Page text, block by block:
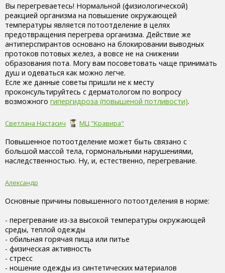
Вы перегреваетесь! Нормальной (физиологической)
реакцией организма на повышение окружающей
температуры является потоотделение в целях
предотвращения перегрева организма. Действие же
антиперспирантов основано на блокировании выводных
протоков потовых желез, а вовсе не на снижении
образования пота. Могу вам посоветовать чаще принимать
душ и одеваться как можно легче.
Есле же данные советы пришли не к месту
проконсультируйтесь с дерматологом по вопросу
возможного гипергидроза (повышеной потливости).
Светлана Настасич МЦ "Кравира"
Повышенное потоотделение может быть связано с
большой массой тела, гормональными нарушениями,
наследственностью. Ну, и, естественно, перегревание.
Александр
Основные причины повышенного потоотделения в норме:
- перегревание из-за высокой температуры окружающей
среды, теплой одежды
- обильная горячая пища или питье
- физическая активность
- стресс
- ношение одежды из синтетических материалов